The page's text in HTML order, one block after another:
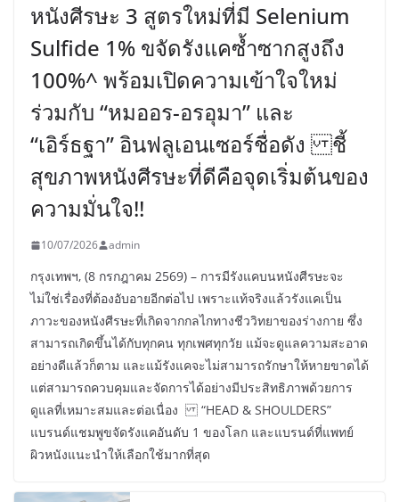
หนังศีรษะ 3 สูตรใหม่ที่มี Selenium
Sulfide 1% ขจัดรังแคซ้ำซากสูงถึง
100%^ พร้อมเปิดความเข้าใจใหม่
ร่วมกับ “หมออร-อรอุมา” และ
“เอิร์ธฐา” อินฟลูเอนเซอร์ชื่อดัง ชี้
สุขภาพหนังศีรษะที่ดีคือจุดเริ่มต้นของ
ความมั่นใจ!!
10/07/2026 admin
กรุงเทพฯ, (8 กรกฎาคม 2569) – การมีรังแคบนหนังศีรษะจะ
ไม่ใช่เรื่องที่ต้องอับอายอีกต่อไป เพราะแท้จริงแล้วรังแคเป็น
ภาวะของหนังศีรษะที่เกิดจากกลไกทางชีววิทยาของร่างกาย ซึ่ง
สามารถเกิดขึ้นได้กับทุกคน ทุกเพศทุกวัย แม้จะดูแลความสะอาด
อย่างดีแล้วก็ตาม และแม้รังแคจะไม่สามารถรักษาให้หายขาดได้
แต่สามารถควบคุมและจัดการได้อย่างมีประสิทธิภาพด้วยการ
ดูแลที่เหมาะสมและต่อเนื่อง “HEAD & SHOULDERS”
แบรนด์แชมพูขจัดรังแคอันดับ 1 ของโลก และแบรนด์ที่แพทย์
ผิวหนังแนะนำให้เลือกใช้มากที่สุด